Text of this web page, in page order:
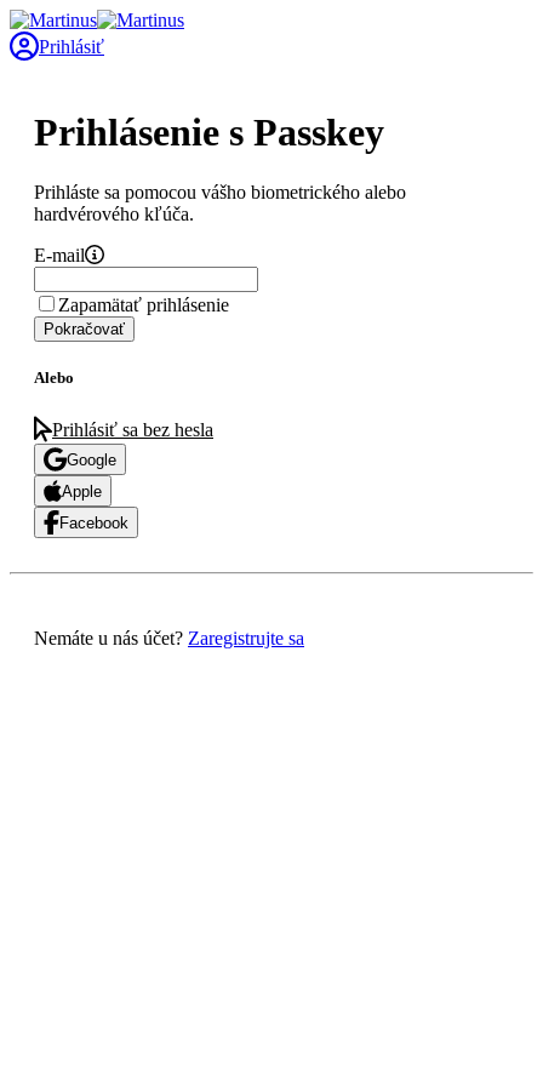
Prihlásiť
Prihlásenie s Passkey
Prihláste sa pomocou vášho biometrického alebo
hardvérového kľúča.
E-mail
Zapamätať prihlásenie
Pokračovať
Alebo
Prihlásiť sa bez hesla
Google
Apple
Facebook
Nemáte u nás účet? Zaregistrujte sa